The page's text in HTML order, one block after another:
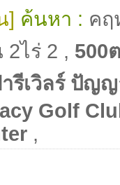
] ค้นหา : คฤ
ไร่ 2 , 500
รีเวิลร์ ปัญ
Golf
,